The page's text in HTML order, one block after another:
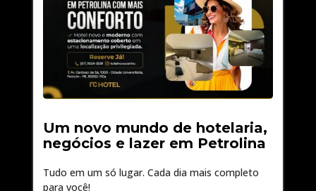
Um novo mundo de hotelaria,
negócios e lazer em Petrolina
Tudo em um só lugar. Cada dia mais completo
para você!